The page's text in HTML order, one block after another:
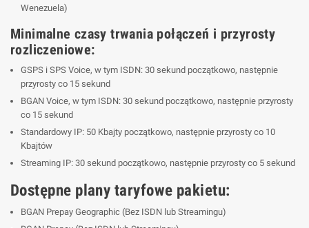
Wenezuela)
Minimalne czasy trwania połączeń i przyrosty
rozliczeniowe:
GSPS i SPS Voice, w tym ISDN: 30 sekund początkowo, następnie
przyrosty co 15 sekund
BGAN Voice, w tym ISDN: 30 sekund początkowo, następnie przyrosty
co 15 sekund
Standardowy IP: 50 Kbajty początkowo, następnie przyrosty co 10
Kbajtów
Streaming IP: 30 sekund początkowo, następnie przyrosty co 5 sekund
Dostępne plany taryfowe pakietu:
BGAN Prepay Geographic (Bez ISDN lub Streamingu)